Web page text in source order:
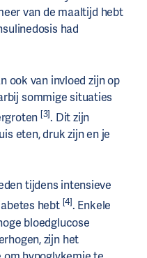
van de maaltijd hebt
had
ook van invloed zijn op
sommige situaties
[3]. Dit zijn
eten, druk zijn en je
tijdens intensieve
hebt [4]. Enkele
bloedglucose
zijn het